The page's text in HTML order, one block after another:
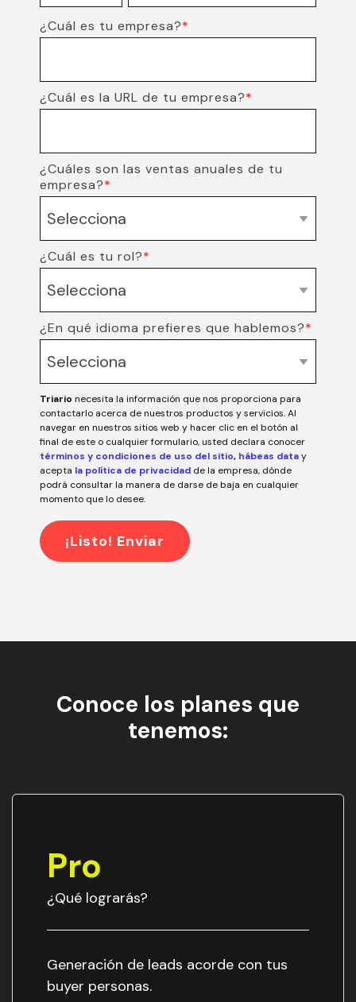
¿Cuál es tu empresa?*
¿Cuál es la URL de tu empresa?*
¿Cuáles son las ventas anuales de tu
empresa?*
¿Cuál es tu rol?*
¿En qué idioma prefieres que hablemos?*
Triario necesita la información que nos proporciona para
contactarlo acerca de nuestros productos y servicios. Al
navegar en nuestros sitios web y hacer clic en el botón al
final de este o cualquier formulario, usted declara conocer
términos y condiciones de uso del sitio, hábeas datay
acepta la política de privacidad de la empresa, dónde
podrá consultar la manera de darse de baja en cualquier
momento que lo desee.
Conoce los planes que
tenemos:
Pro
¿Qué lograrás?
Generación de leads acorde con tus
buyer personas.